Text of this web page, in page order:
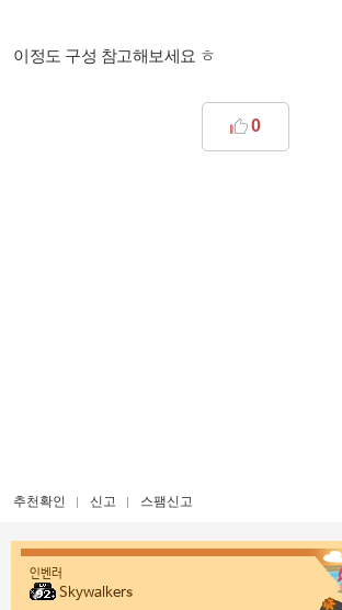
이정도 구성 참고해보세요 ㅎ
0
추천확인 신고 스팸신고
인벤러
Skywalkers